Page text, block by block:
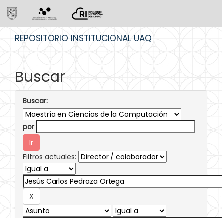
REPOSITORIO INSTITUCIONAL UAQ
Buscar
Buscar:
por
Filtros actuales: